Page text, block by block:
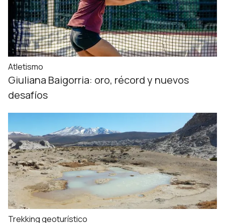
Atletismo
Giuliana Baigorria: oro, récord y nuevos
desafíos
Trekking geoturístico